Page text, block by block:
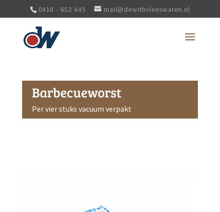
0418 - 652 445 mail@dewithvleeswaren.nl
Barbecueworst
Per vier stuks vacuum verpakt